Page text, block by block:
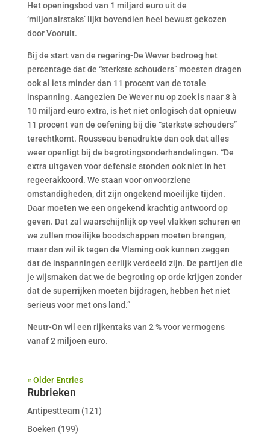
Het openingsbod van 1 miljard euro uit de
‘miljonairstaks’ lijkt bovendien heel bewust gekozen
door Vooruit.
Bij de start van de regering-De Wever bedroeg het
percentage dat de “sterkste schouders” moesten dragen
ook al iets minder dan 11 procent van de totale
inspanning. Aangezien De Wever nu op zoek is naar 8 à
10 miljard euro extra, is het niet onlogisch dat opnieuw
11 procent van de oefening bij die “sterkste schouders”
terechtkomt. Rousseau benadrukte dan ook dat alles
weer openligt bij de begrotingsonderhandelingen. “De
extra uitgaven voor defensie stonden ook niet in het
regeerakkoord. We staan voor onvoorziene
omstandigheden, dit zijn ongekend moeilijke tijden.
Daar moeten we een ongekend krachtig antwoord op
geven. Dat zal waarschijnlijk op veel vlakken schuren en
we zullen moeilijke boodschappen moeten brengen,
maar dan wil ik tegen de Vlaming ook kunnen zeggen
dat de inspanningen eerlijk verdeeld zijn. De partijen die
je wijsmaken dat we de begroting op orde krijgen zonder
dat de superrijken moeten bijdragen, hebben het niet
serieus voor met ons land.”
Neutr-On wil een rijkentaks van 2 % voor vermogens
vanaf 2 miljoen euro.
« Older Entries
Rubrieken
Antipestteam(121)
Boeken (199)